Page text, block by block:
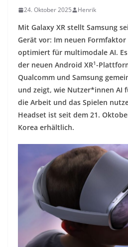
24. Oktober 2025 Henrik
Mit Galaxy XR stellt Samsung
Gerät vor: Im neuen
optimiert für multimodale AI.
der neuen Android XR1-
Qualcomm und Samsung
und zeigt, wie Nutzer*innen AI
die Arbeit und das Spielen
Headset ist seit dem 21.
Korea erhältlich.